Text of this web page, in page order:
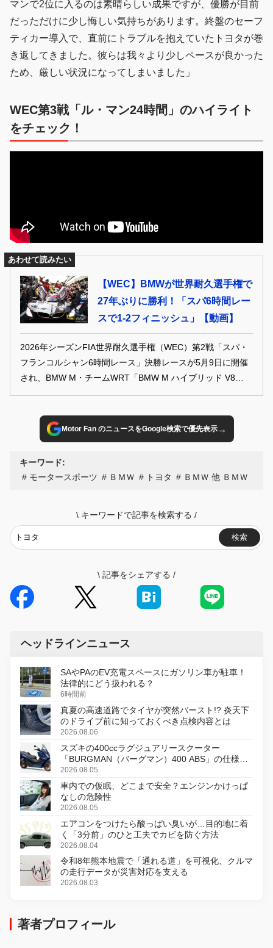
マンで2位に入るのは素晴らしい成果ですが、優勝が目前
だっただけに少し悔しい気持ちがあります。終盤のセーフ
ティカー導入で、直前にトラブルを抱えていたトヨタが巻
き返してきました。彼らは我々より少しペースが良かった
ため、厳しい状況になってしまいました」
WEC第3戦「ル・マン24時間」のハイライト
をチェック！
あわせて読みたい
【WEC】BMWが世界耐久選手権で
27年ぶりに勝利！「スパ6時間レー
スで1-2フィニッシュ」【動画】
2026年シーズンFIA世界耐久選手権（WEC）第2戦「スパ・
フランコルシャン6時間レース」決勝レースが5月9日に開催
され、BMW M・チームWRT「BMW M ハイブリッド V8」
20号車（ロビン・フラインス、レネ・ラスト、シェルドン・
る国際耐久シリーズでの総合優勝を飾った。2位にBMW M
ハイブリッド V8 15号車、3位には「フェラーリ 499P」50号
Motor Fan のニュースをGoogle検索で優先表示→
キーワード:
モータースポーツ
ＢＭＷ トヨタ ＢＭＷ 他 ＢＭＷ
\ キーワードで記事を検索する /
検索
\ 記事をシェアする /
ヘッドラインニュース
SAやPAのEV充電スペースにガソリン車が駐車！
法律的にどう扱われる？
6時間前
真夏の高速道路でタイヤが突然バースト!? 炎天下
のドライブ前に知っておくべき点検内容とは
2026.08.06
スズキの400ccラグジュアリースクーター
「BURGMAN（バーグマン）400 ABS」の仕様を
変更し、8月18日に発売
2026.08.05
車内での仮眠、どこまで安全？エンジンかけっぱ
なしの危険性
2026.08.05
エアコンをつけたら酸っぱい臭いが…目的地に着
く「3分前」のひと工夫でカビを防ぐ方法
2026.08.04
令和8年熊本地震で「通れる道」を可視化、クルマ
の走行データが災害対応を支える
2026.08.03
著者プロフィール